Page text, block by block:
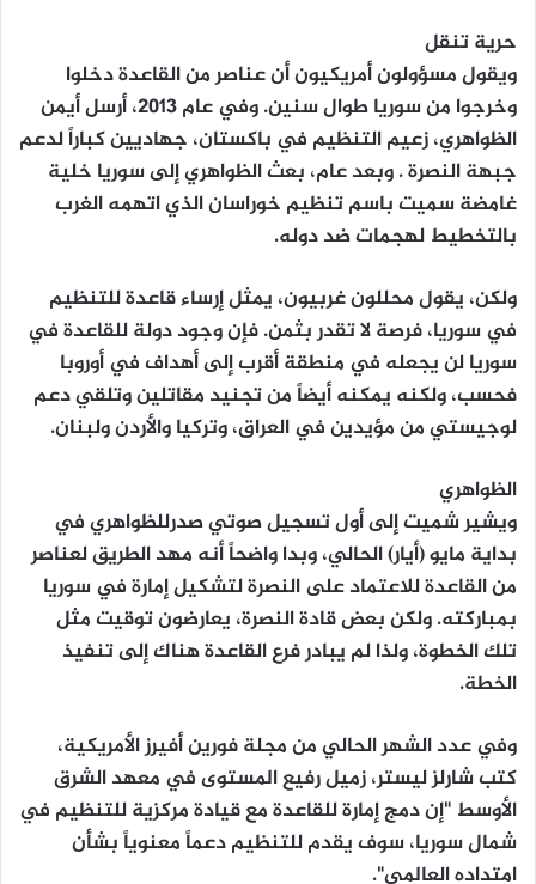
حرية تنقل
ويقول مسؤولون أمريكيون أن عناصر من القاعدة دخلوا
وخرجوا من سوريا طوال سنين. وفي عام 2013، أرسل أيمن
الظواهري، زعيم التنظيم في باكستان، جهاديين كباراً لدعم
جبهة النصرة . وبعد عام، بعث الظواهري إلى سوريا خلية
غامضة سميت باسم تنظيم خوراسان الذي اتهمه الغرب
بالتخطيط لهجمات ضد دوله.
ولكن، يقول محللون غربيون، يمثل إرساء قاعدة للتنظيم
في سوريا، فرصة لا تقدر بثمن. فإن وجود دولة للقاعدة في
سوريا لن يجعله في منطقة أقرب إلى أهداف في أوروبا
فحسب، ولكنه يمكنه أيضاً من تجنيد مقاتلين وتلقي دعم
لوجيستي من مؤيدين في العراق، وتركيا والأردن ولبنان.
الظواهري
ويشير شميت إلى أول تسجيل صوتي صدرللظواهري في
بداية مايو (أيار) الحالي، وبدا واضحاً أنه مهد الطريق لعناصر
من القاعدة للاعتماد على النصرة لتشكيل إمارة في سوريا
بمباركته. ولكن بعض قادة النصرة، يعارضون توقيت مثل
تلك الخطوة، ولذا لم يبادر فرع القاعدة هناك إلى تنفيذ
الخطة.
وفي عدد الشهر الحالي من مجلة فورين أفيرز الأمريكية،
كتب شارلز ليستر، زميل رفيع المستوى في معهد الشرق
الأوسط "إن دمج إمارة للقاعدة مع قيادة مركزية للتنظيم في
شمال سوريا، سوف يقدم للتنظيم دعماً معنوياً بشأن
امتداده العالمي".